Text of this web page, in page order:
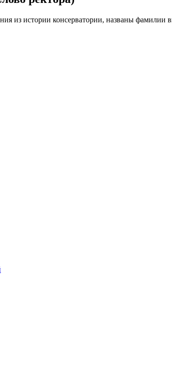
из истории консерватории, названы